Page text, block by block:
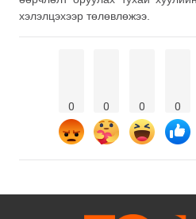
хэлэлцэхээр төлөвлөжээ.
0 0 0 0